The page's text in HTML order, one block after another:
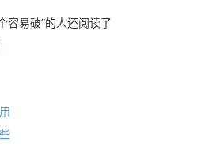
容易破”的人还阅读了